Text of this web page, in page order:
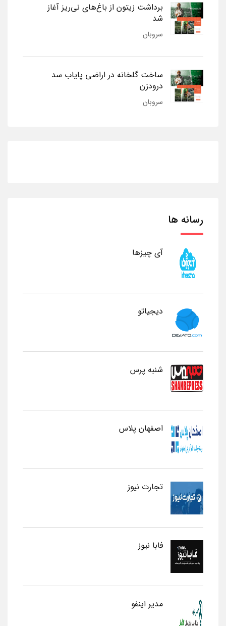
برداشت زیتون از باغ‌های نی‌ریز آغاز
شد
سروبان
ساخت گلخانه در اراضی پایاب سد
درودزن
سروبان
رسانه ها
آی چیزها
دیجیاتو
شنبه پرس
اصفهان پلاس
تجارت نیوز
فابا نیوز
مدیر اینفو